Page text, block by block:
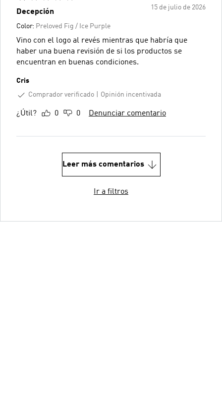
15 de julio de 2026
Decepción
Color: Preloved Fig / Ice Purple
Vino con el logo al revés mientras que habría que
haber una buena revisión de si los productos se
encuentran en buenas condiciones.
Cris
Comprador verificado
Opinión incentivada
¿Útil? 0 0 Denunciar comentario
Leer más comentarios
Ir a filtros